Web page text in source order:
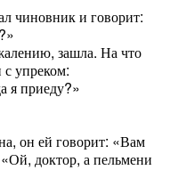
чиновник и говорит:
зашла. На что
упреком:
я приеду?»
он ей говорит: «Вам
доктор, а пельмени